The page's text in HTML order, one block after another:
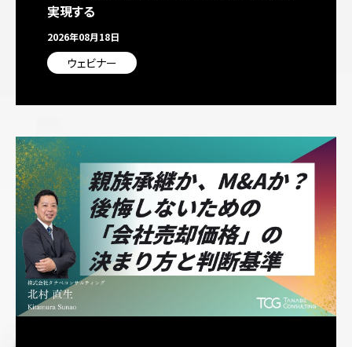
実現する
2026年08月18日
ウェビナー